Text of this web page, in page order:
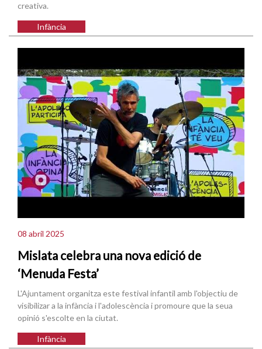
creativa.
Infància
08 abril 2025
Mislata celebra una nova edició de
‘Menuda Festa’
L'Ajuntament organitza este festival infantil amb l'objectiu de
visibilizar a la infància i l'adolescència i promoure que la seua
opinió s'escolte en la ciutat.
Infància